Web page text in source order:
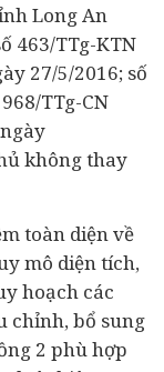
Long An
463/TTg-KTN
27/5/2016; số
TTg-CN
không thay
toàn diện về
mô diện tích,
hoạch các
chỉnh, bổ sung
2 phù hợp